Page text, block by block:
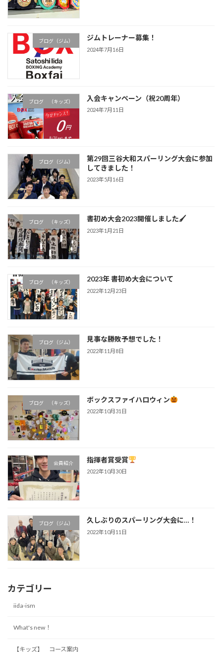
ブログ（ジム） ジムトレーナー募集！
2024年7月16日
ブログ （キッズ） 入会キャンペーン（祝20周年）
2024年7月11日
ブログ（ジム）
第29回三谷大和スパーリング大会に参加
してきました！
2023年5月16日
ブログ （キッズ） 書初め大会2023開催しました🖌
2023年1月21日
ブログ （キッズ） 2023年 書初め大会について
2022年12月23日
ブログ（ジム） 見事な勝敗予想でした！
2022年11月8日
ブログ （キッズ） ボックスファイハロウィン
2022年10月31日
会員紹介 指揮者賞受賞
2022年10月30日
ブログ（ジム） 久しぶりのスパーリング大会に…！
2022年10月11日
カテゴリー
iida-ism
What's new！
【キッズ】 コース案内